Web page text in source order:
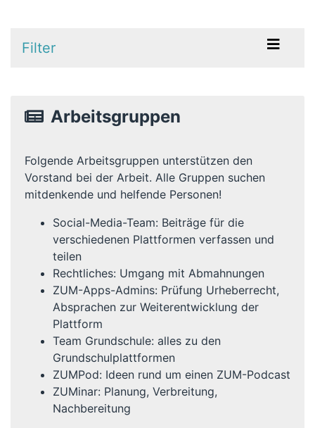
Filter
Arbeitsgruppen
Folgende Arbeitsgruppen unterstützen den
Vorstand bei der Arbeit. Alle Gruppen suchen
mitdenkende und helfende Personen!
Social-Media-Team: Beiträge für die
verschiedenen Plattformen verfassen und
teilen
Rechtliches: Umgang mit Abmahnungen
ZUM-Apps-Admins: Prüfung Urheberrecht,
Absprachen zur Weiterentwicklung der
Plattform
Team Grundschule: alles zu den
Grundschulplattformen
ZUMPod: Ideen rund um einen ZUM-Podcast
ZUMinar: Planung, Verbreitung,
Nachbereitung